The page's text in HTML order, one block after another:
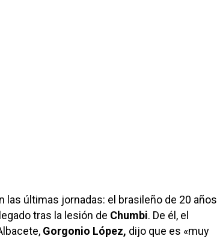
las últimas jornadas: el brasileño de 20 años
tras la lesión de Chumbi. De él, el
Gorgonio López, dijo que es «muy